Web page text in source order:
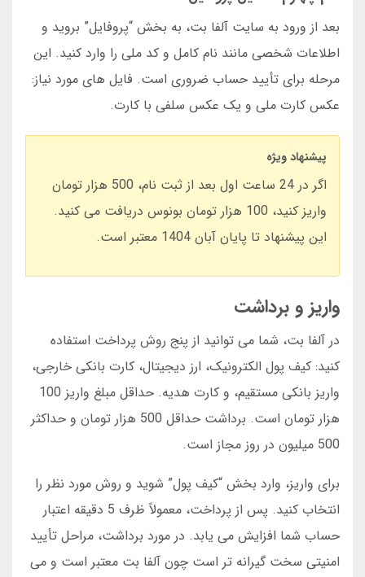
بعد از ورود به سایت آلفا بت، به بخش “پروفایل” بروید و
اطلاعات شخصی مانند نام کامل و کد ملی را وارد کنید. این
مرحله برای تأیید حساب ضروری است. فایل های مورد نیاز:
عکس کارت ملی و یک عکس سلفی با کارت.
پیشنهاد ویژه
اگر در 24 ساعت اول بعد از ثبت نام، 500 هزار تومان
واریز کنید، 100 هزار تومان بونوس دریافت می کنید.
این پیشنهاد تا پایان آبان 1404 معتبر است.
واریز و برداشت
در آلفا بت، شما می توانید از پنج روش پرداخت استفاده
کنید: کیف پول الکترونیک، ارز دیجیتال، کارت بانکی خارجی،
واریز بانکی مستقیم، و کارت هدیه. حداقل مبلغ واریز 100
هزار تومان است. برداشت حداقل 500 هزار تومان و حداکثر
500 میلیون در روز مجاز است.
برای واریز، وارد بخش “کیف پول” شوید و روش مورد نظر را
انتخاب کنید. پس از پرداخت، معمولاً ظرف 5 دقیقه اعتبار
حساب شما افزایش می یابد. در مورد برداشت، مراحل تأیید
امنیتی سخت گیرانه تر است چون آلفا بت معتبر است و می